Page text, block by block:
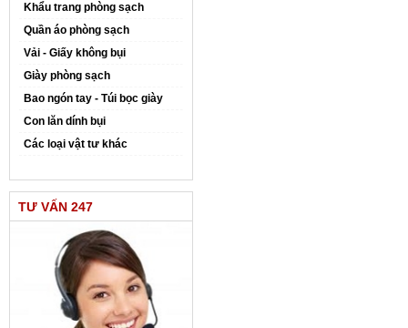
Khẩu trang phòng sạch
Quần áo phòng sạch
Vải - Giấy không bụi
Giày phòng sạch
Bao ngón tay - Túi bọc giày
Con lăn dính bụi
Các loại vật tư khác
TƯ VẤN 247